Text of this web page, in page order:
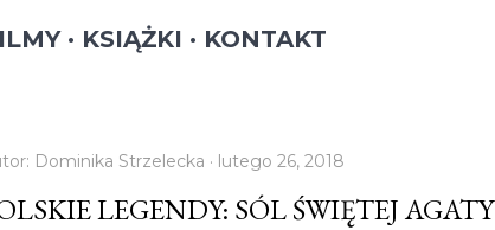
KSIĄŻKI KONTAKT
Dominika Strzelecka lutego 26, 2018
LEGENDY: SÓL ŚWIĘTEJ AGATY